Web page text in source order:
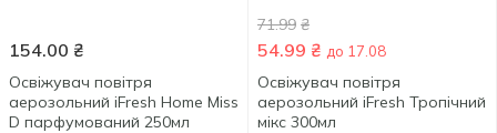
154.00 ₴
Освіжувач повітря
аерозольний iFresh Home Miss
D парфумований 250мл
71.99 ₴
54.99 ₴ до 17.08
Освіжувач повітря
аерозольний iFresh Тропічний
мікс 300мл